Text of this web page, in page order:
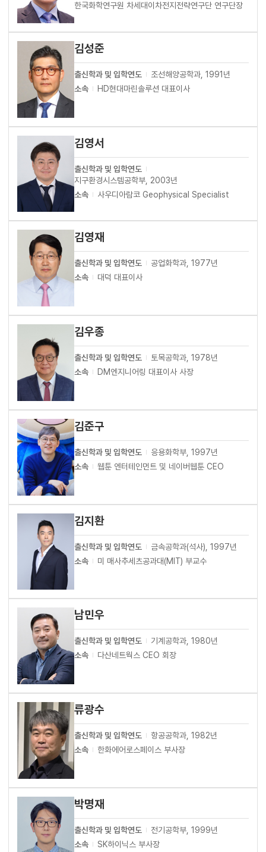
한국화학연구원 차세대이차전지전략연구단 연구단장
김성준
출신학과 및 입학연도
조선해양공학과, 1991년
소속
HD현대마린솔루션 대표이사
김영서
출신학과 및 입학연도
지구환경시스템공학부, 2003년
소속
사우디아람코 Geophysical Specialist
김영재
출신학과 및 입학연도
공업화학과, 1977년
소속
대덕 대표이사
김우종
출신학과 및 입학연도
토목공학과, 1978년
소속
DM엔지니어링 대표이사 사장
김준구
출신학과 및 입학연도
응용화학부, 1997년
소속
웹툰 엔터테인먼트 및 네이버웹툰 CEO
김지환
출신학과 및 입학연도
금속공학과(석사), 1997년
소속
미 매사추세츠공과대(MIT) 부교수
남민우
출신학과 및 입학연도
기계공학과, 1980년
소속
다산네트웍스 CEO 회장
류광수
출신학과 및 입학연도
항공공학과, 1982년
소속
한화에어로스페이스 부사장
박명재
출신학과 및 입학연도
전기공학부, 1999년
소속
SK하이닉스 부사장